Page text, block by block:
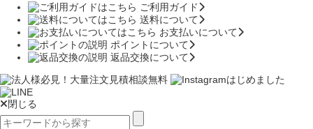
ご利用ガイド
送料について
お支払いについて
ポイントについて
返品交換について
閉じる